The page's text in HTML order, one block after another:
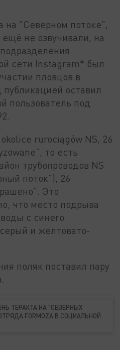
на "Северном потоке",
ещё не озвучивали, на
сети Instagram* был
пловцов в
оставил
пользователь под
rurociągów NS, 26
то есть
трубопроводов NS
поток"], 26
Это
что место подрыва
с синего
и желтовато-
поляк поставил пару
ТЕРАКТА НА "СЕВЕРНЫХ
FORMOZA В СОЦИАЛЬНОЙ